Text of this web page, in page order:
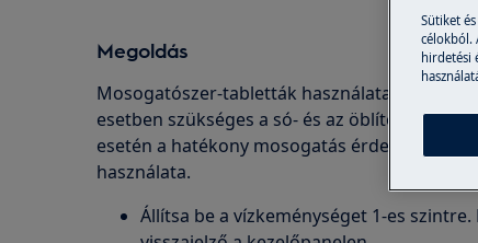
Megoldás
Mosogatószer-tabletták használatakor a
esetben szükséges a só- és az öblítő
esetén a hatékony mosogatás érdekében
használata.
Állítsa be a vízkeménységet 1-es
Sütiket
célokból.
hirdetési